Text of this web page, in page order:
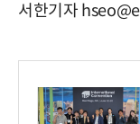
서한기자